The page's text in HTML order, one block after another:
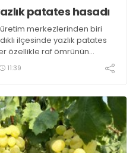
patates hasadı
merkezlerinden biri
ilçesinde yazlık patates
özellikle raf ömrünün
bakımından tüketimde
tercih edildiğini belirtti
11:39